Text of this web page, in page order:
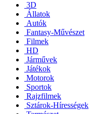
3D
Állatok
Autók
Fantasy-Művészet
Filmek
HD
Járművek
Játékok
Motorok
Sportok
Rajzfilmek
Sztárok-Hírességek